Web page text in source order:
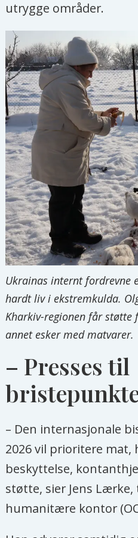
utrygge områder.
Ukrainas internt fordrevne
hardt liv i ekstremkulda.
Kharkiv-regionen får
annet esker med matvarer.
– Presses til
– Den internasjonale
2026 vil prioritere mat,
beskyttelse,
støtte, sier Jens
humanitære kontor